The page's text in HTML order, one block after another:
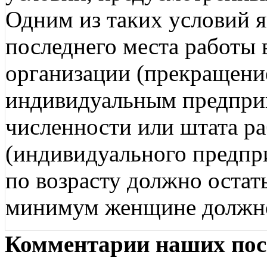
Одним из таких условий
последнего места работы
организации
индивидуальным
численности или штата
(индивидуального
по возрасту должно
минимум женщине
Комментарии наших